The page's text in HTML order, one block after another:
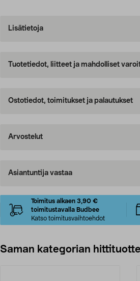
Lisätietoja
Tuotetiedot, liitteet ja mahdolliset
Ostotiedot, toimitukset ja palautukset
Arvostelut
Asiantuntija vastaa
Toimitus alkaen 3,90 €
toimitustavalla Budbee
Katso toimitusvaihtoehdot
Saman kategorian